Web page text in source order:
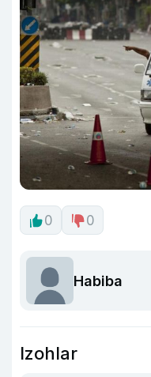
0 0
Habiba
Izohlar